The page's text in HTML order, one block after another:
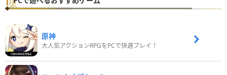
原神
大人気アクションRPGをPCで快適プレイ！